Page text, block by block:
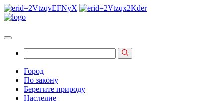
Город
По закону
Берегите природу
Наследие